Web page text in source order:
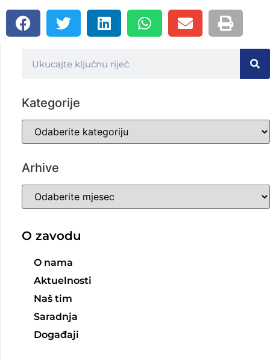
Kategorije
Arhive
O zavodu
O nama
Aktuelnosti
Naš tim
Saradnja
Događaji